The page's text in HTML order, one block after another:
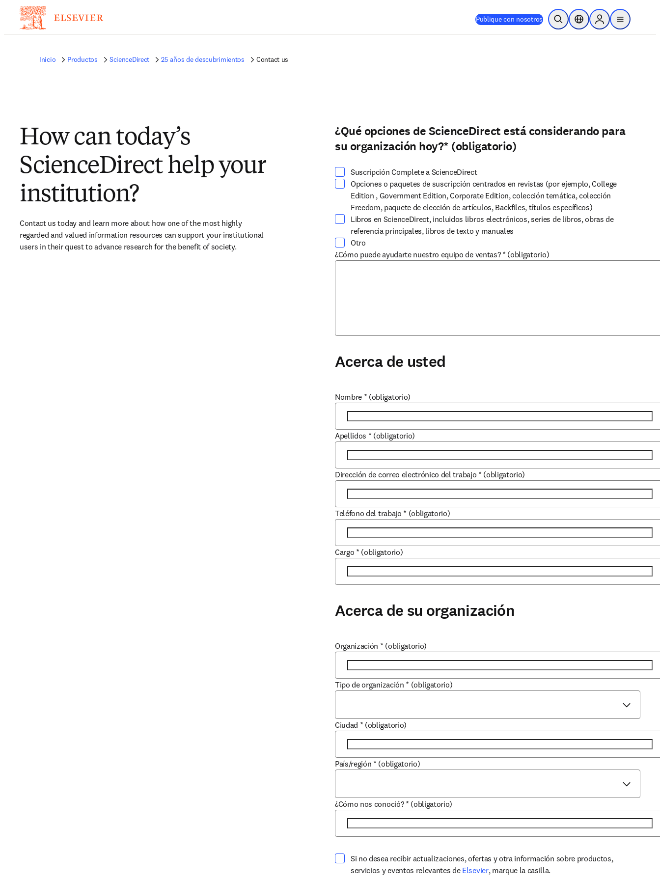
Publique con nosotros Abrir búsquedaSelector de ubicación
Sign in to products
menu
Inicio Productos ScienceDirect 25 años de descubrimientos Contact us
How can today’s
ScienceDirect help your
institution?
Contact us today and learn more about how one of the most highly
regarded and valued information resources can support your institutional
users in their quest to advance research for the benefit of society.
Seleccione al menos una opción
¿Qué opciones de ScienceDirect está considerando para
su organización hoy?* (obligatorio)
Suscripción Complete a ScienceDirect
Opciones o paquetes de suscripción centrados en revistas (por ejemplo, College
Edition , Government Edition, Corporate Edition, colección temática, colección
Freedom, paquete de elección de artículos, Backfiles, títulos específicos)
Libros en ScienceDirect, incluidos libros electrónicos, series de libros, obras de
referencia principales, libros de texto y manuales
Otro
¿Cómo puede ayudarte nuestro equipo de ventas? * (obligatorio)
Acerca de usted
Nombre * (obligatorio)
Apellidos * (obligatorio)
Dirección de correo electrónico del trabajo * (obligatorio)
Teléfono del trabajo * (obligatorio)
Cargo * (obligatorio)
Acerca de su organización
Organización * (obligatorio)
Tipo de organización * (obligatorio)
Ciudad * (obligatorio)
País/región * (obligatorio)
¿Cómo nos conoció? * (obligatorio)
Si no desea recibir actualizaciones, ofertas y otra información sobre productos,
servicios y eventos relevantes de Elsevieropens in new tab/window
, marque la casilla.